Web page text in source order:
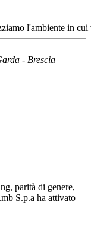
l'ambiente in cui
- Brescia
parità di genere,
S.p.a ha attivato